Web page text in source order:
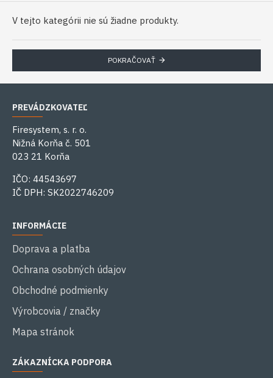
V tejto kategórii nie sú žiadne produkty.
POKRAČOVAŤ
PREVÁDZKOVATEĽ
Firesystem, s. r. o.
Nižná Korňa č. 501
023 21 Korňa
IČO: 44543697
IČ DPH: SK2022746209
INFORMÁCIE
Doprava a platba
Ochrana osobných údajov
Obchodné podmienky
Výrobcovia / značky
Mapa stránok
ZÁKAZNÍCKA PODPORA